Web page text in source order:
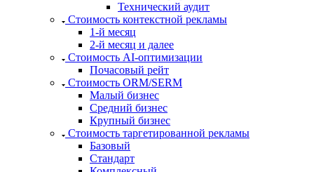
Технический аудит
Стоимость контекстной рекламы
1-й месяц
2-й месяц и далее
Стоимость AI-оптимизации
Почасовый рейт
Стоимость ORM/SERM
Малый бизнес
Средний бизнес
Крупный бизнес
Стоимость таргетированной рекламы
Базовый
Стандарт